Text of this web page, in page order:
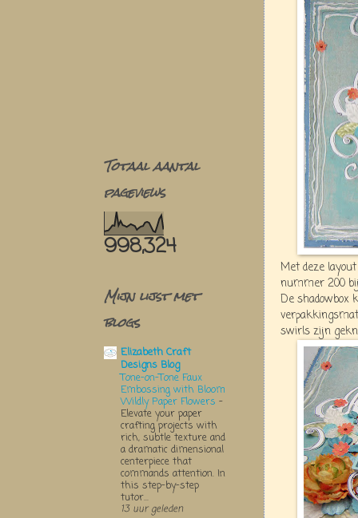
Met deze
nummer 200 bij
De shadowbox
swirls zijn
Totaal aantal
pageviews
998,324
Mijn lijst met
blogs
Elizabeth Craft
Designs Blog
Tone-on-Tone Faux
Embossing with Bloom
Wildly Paper Flowers -
Elevate your paper
crafting projects with
rich, subtle texture and
a dramatic dimensional
centerpiece that
commands attention. In
this step-by-step
tutor...
13 uur geleden